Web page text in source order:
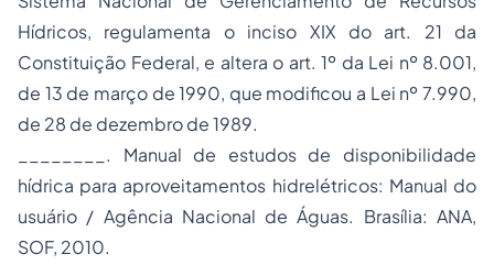
Hídricos, regulamenta o inciso XIX do art. 21 da
Constituição Federal, e altera o art. 1º da Lei nº 8.001,
de 13 de março de 1990, que modificou a Lei nº 7.990,
de 28 de dezembro de 1989.
________. Manual de estudos de disponibilidade
hídrica para aproveitamentos hidrelétricos: Manual do
usuário / Agência Nacional de Águas. Brasília: ANA,
SOF, 2010.